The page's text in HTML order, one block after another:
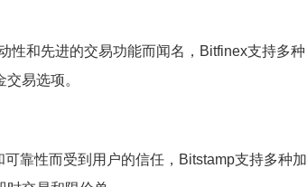
性和先进的交易功能而闻名，Bitfinex支持多种
易选项。
靠性而受到用户的信任，Bitstamp支持多种加